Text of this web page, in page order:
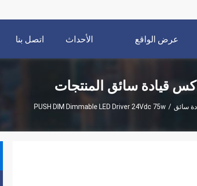
عرض الواقع
الافتراضي
الأحداث اتصل بنا
قيادة سائق المنتجات
سائق /
PUSH DIM Dimmable LED Driver 24Vdc 75w